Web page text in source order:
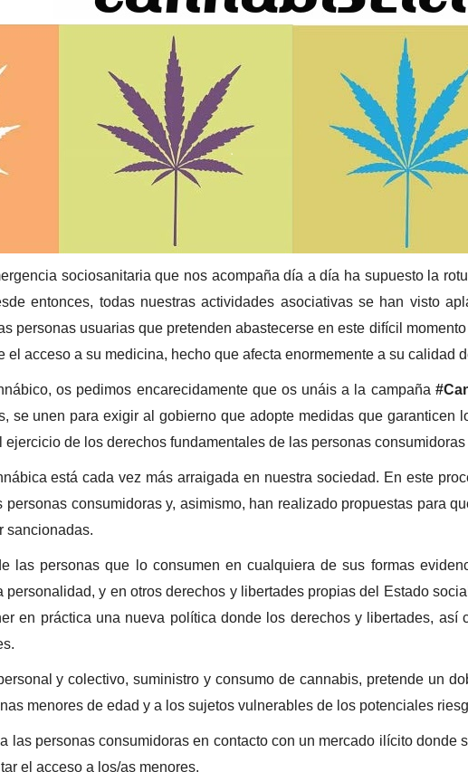
sociosanitaria que nos acompaña día a día ha supuesto la
entonces, todas nuestras actividades asociativas se han visto
personas usuarias que pretenden abastecerse en este difícil
acceso a su medicina, hecho que afecta enormemente a su calidad
os pedimos encarecidamente que os unáis a la campaña
se unen para exigir al gobierno que adopte medidas que garanticen
de los derechos fundamentales de las personas
está cada vez más arraigada en nuestra sociedad. En este
consumidoras y, asimismo, han realizado propuestas para
sancionadas.
las personas que lo consumen en cualquiera de sus formas
y en otros derechos y libertades propias del Estado
en práctica una nueva política donde los derechos y libertades,
y colectivo, suministro y consumo de cannabis, pretende un
menores de edad y a los sujetos vulnerables de los potenciales
las personas consumidoras en contacto con un mercado ilícito
el acceso a los/as menores.